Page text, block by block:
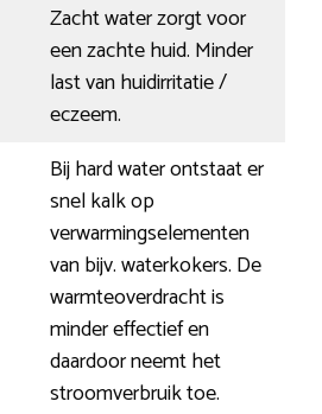
Zacht water zorgt voor
een zachte huid. Minder
last van huidirritatie /
eczeem.
Bij hard water ontstaat er
snel kalk op
verwarmingselementen
van bijv. waterkokers. De
warmteoverdracht is
minder effectief en
daardoor neemt het
stroomverbruik toe.